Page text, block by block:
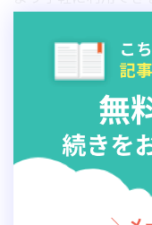
生成プラットフォー
ーを使った動画生成